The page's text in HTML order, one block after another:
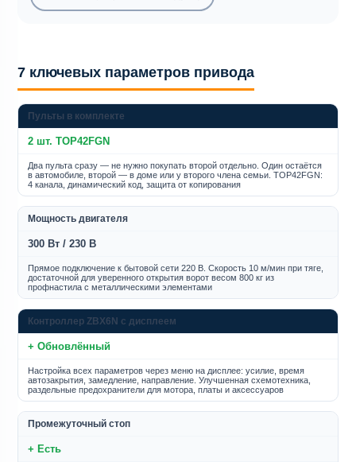
7 ключевых параметров привода
Пульты в комплекте
2 шт. TOP42FGN
Два пульта сразу — не нужно покупать второй отдельно. Один остаётся
в автомобиле, второй — в доме или у второго члена семьи. TOP42FGN:
4 канала, динамический код, защита от копирования
Мощность двигателя
300 Вт / 230 В
Прямое подключение к бытовой сети 220 В. Скорость 10 м/мин при тяге,
достаточной для уверенного открытия ворот весом 800 кг из
профнастила с металлическими элементами
Контроллер ZBX6N с дисплеем
+ Обновлённый
Настройка всех параметров через меню на дисплее: усилие, время
автозакрытия, замедление, направление. Улучшенная схемотехника,
раздельные предохранители для мотора, платы и аксессуаров
Промежуточный стоп
+ Есть